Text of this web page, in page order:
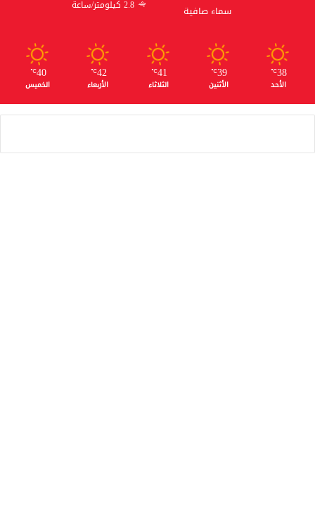
سماء صافية 2.8 كيلومتر/ساعة
38
℃
الأحد
39
℃
الأثنين
41
℃
الثلاثاء
42
℃
الأربعاء
40
℃
الخميس